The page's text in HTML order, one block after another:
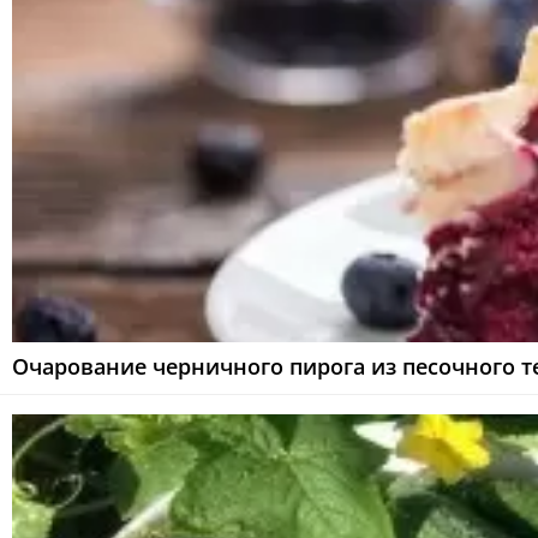
Очарование черничного пирога из песочного